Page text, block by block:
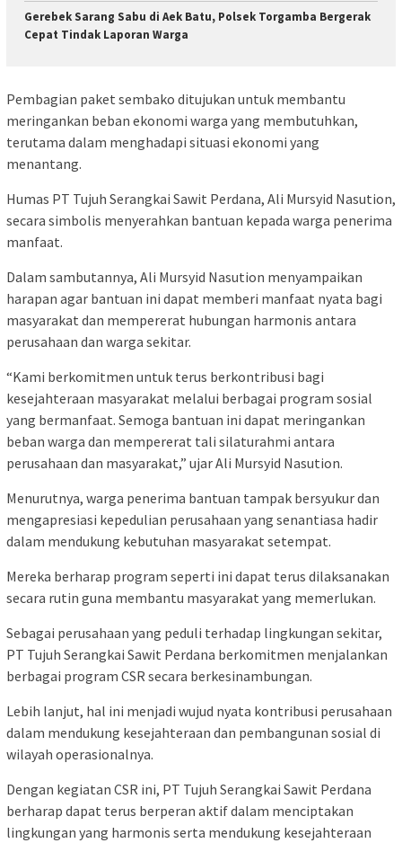
Gerebek Sarang Sabu di Aek Batu, Polsek Torgamba Bergerak
Cepat Tindak Laporan Warga
Pembagian paket sembako ditujukan untuk membantu
meringankan beban ekonomi warga yang membutuhkan,
terutama dalam menghadapi situasi ekonomi yang
menantang.
Humas PT Tujuh Serangkai Sawit Perdana, Ali Mursyid Nasution,
secara simbolis menyerahkan bantuan kepada warga penerima
manfaat.
Dalam sambutannya, Ali Mursyid Nasution menyampaikan
harapan agar bantuan ini dapat memberi manfaat nyata bagi
masyarakat dan mempererat hubungan harmonis antara
perusahaan dan warga sekitar.
“Kami berkomitmen untuk terus berkontribusi bagi
kesejahteraan masyarakat melalui berbagai program sosial
yang bermanfaat. Semoga bantuan ini dapat meringankan
beban warga dan mempererat tali silaturahmi antara
perusahaan dan masyarakat,” ujar Ali Mursyid Nasution.
Menurutnya, warga penerima bantuan tampak bersyukur dan
mengapresiasi kepedulian perusahaan yang senantiasa hadir
dalam mendukung kebutuhan masyarakat setempat.
Mereka berharap program seperti ini dapat terus dilaksanakan
secara rutin guna membantu masyarakat yang memerlukan.
Sebagai perusahaan yang peduli terhadap lingkungan sekitar,
PT Tujuh Serangkai Sawit Perdana berkomitmen menjalankan
berbagai program CSR secara berkesinambungan.
Lebih lanjut, hal ini menjadi wujud nyata kontribusi perusahaan
dalam mendukung kesejahteraan dan pembangunan sosial di
wilayah operasionalnya.
Dengan kegiatan CSR ini, PT Tujuh Serangkai Sawit Perdana
berharap dapat terus berperan aktif dalam menciptakan
lingkungan yang harmonis serta mendukung kesejahteraan